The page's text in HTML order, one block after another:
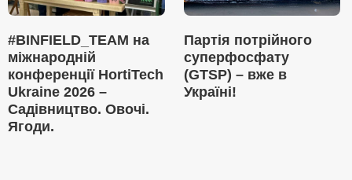
#BINFIELD_TEAM на
міжнародній
конференції HortiTech
Ukraine 2026 –
Садівництво. Овочі.
Ягоди.
Партія потрійного
суперфосфату
(GTSP) – вже в
Україні!